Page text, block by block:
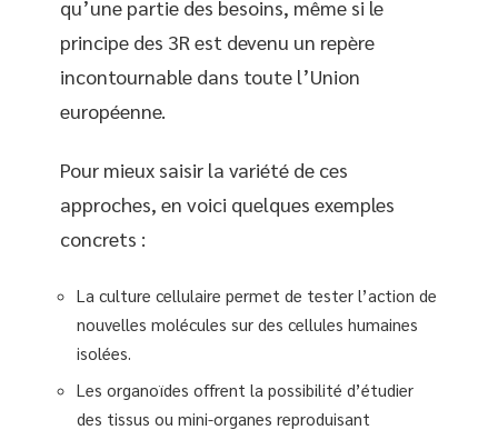
qu’une partie des besoins, même si le
principe des 3R est devenu un repère
incontournable dans toute l’Union
européenne.
Pour mieux saisir la variété de ces
approches, en voici quelques exemples
concrets :
La culture cellulaire permet de tester l’action de
nouvelles molécules sur des cellules humaines
isolées.
Les organoïdes offrent la possibilité d’étudier
des tissus ou mini-organes reproduisant